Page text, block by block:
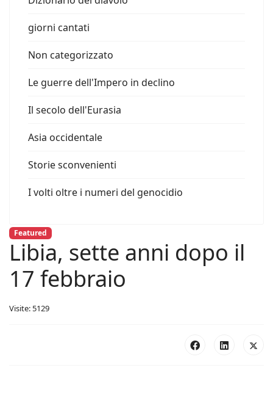
giorni cantati
Non categorizzato
Le guerre dell'Impero in declino
Il secolo dell'Eurasia
Asia occidentale
Storie sconvenienti
I volti oltre i numeri del genocidio
Featured
Libia, sette anni dopo il
17 febbraio
Visite: 5129